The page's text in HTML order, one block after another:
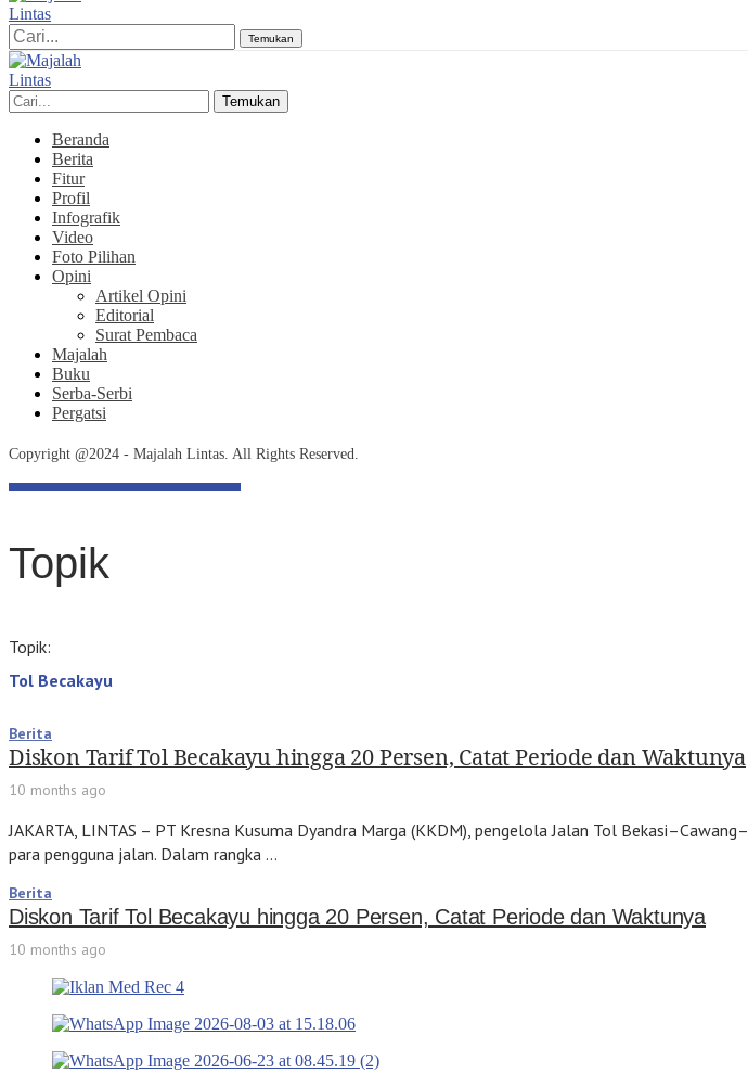
Temukan
Temukan
Beranda
Berita
Fitur
Profil
Infografik
Video
Foto Pilihan
Opini
Artikel Opini
Editorial
Surat Pembaca
Majalah
Buku
Serba-Serbi
Pergatsi
Copyright @2024 - Majalah Lintas. All Rights Reserved.
Topik
Topik:
Tol Becakayu
Berita
Diskon Tarif Tol Becakayu hingga 20 Persen, Catat Periode dan Waktunya
10 months ago
JAKARTA, LINTAS – PT Kresna Kusuma Dyandra Marga (KKDM), pengelola Jalan Tol
para pengguna jalan. Dalam rangka …
Berita
Diskon Tarif Tol Becakayu hingga 20 Persen, Catat Periode dan Waktunya
10 months ago